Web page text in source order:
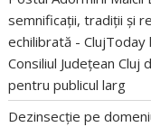
semnificații, tradiții și
echilibrată - ClujToday
Consiliul Județean
pentru publicul larg
Dezinsecție pe